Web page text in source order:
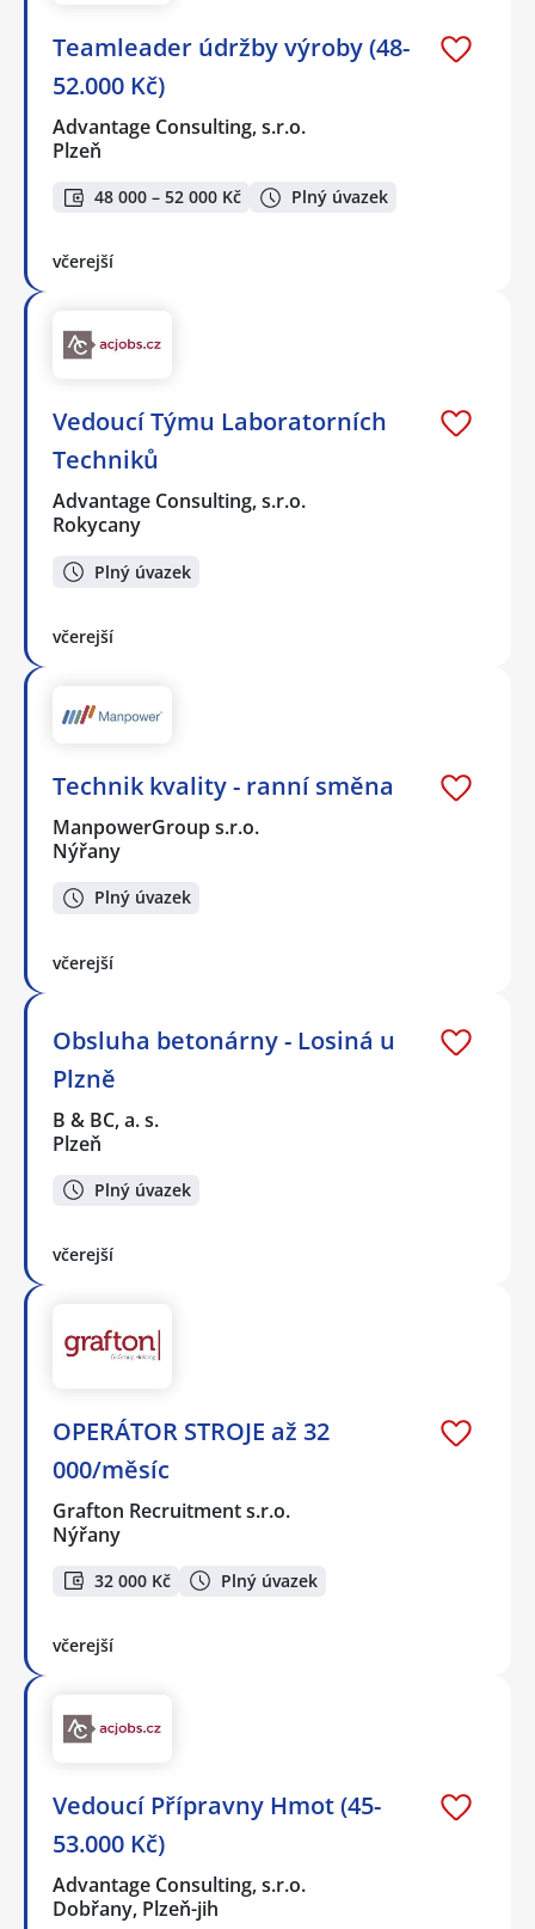
Teamleader údržby výroby (48-
52.000 Kč)
Advantage Consulting, s.r.o.
Plzeň
48 000 – 52 000 Kč Plný úvazek
včerejší
Vedoucí Týmu Laboratorních
Techniků
Advantage Consulting, s.r.o.
Rokycany
Plný úvazek
včerejší
Technik kvality - ranní směna
ManpowerGroup s.r.o.
Nýřany
Plný úvazek
včerejší
Obsluha betonárny - Losiná u
Plzně
B & BC, a. s.
Plzeň
Plný úvazek
včerejší
OPERÁTOR STROJE až 32
000/měsíc
Grafton Recruitment s.r.o.
Nýřany
32 000 Kč Plný úvazek
včerejší
Vedoucí Přípravny Hmot (45-
53.000 Kč)
Advantage Consulting, s.r.o.
Dobřany, Plzeň-jih